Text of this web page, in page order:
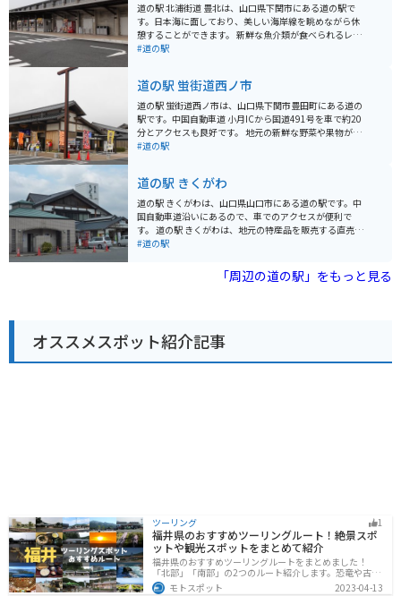
道の駅 北浦街道 豊北は、山口県下関市にある道の駅で
す。日本海に面しており、美しい海岸線を眺めながら休
憩することができます。 新鮮な魚介類が食べられるレス
トランや、地元の特産品を販売するショップなどがあり
広い駐車場が完備されているので安心です。海岸線を走
る快適なツーリングを楽しんだ後、道の駅で休憩してみ
てはいかがでしょうか。 周辺には、角島大橋や元乃隅稲
成神社などの観光スポットがあります。
#道の駅
道の駅 蛍街道西ノ市
道の駅 蛍街道西ノ市は、山口県下関市豊田町にある道の
駅です。中国自動車道 小月ICから国道491号を車で約20
分とアクセスも良好です。 地元の新鮮な野菜や果物が並
ぶ農産物直売所のほか、レストランでは、地元産の食材
地として知られる狗留孫山など、観光スポットも充実し
ています。 バイクで訪れる場合、道の駅には広い駐車場
が用意されているので安心です。中国自動車道を降りて
からの道のりは、山間部を走る快走路が続きます。特に
豊田湖周辺は景色も良く、ツーリングにおすすめのエリ
と、様々な楽しみ方ができる道の駅です。
#道の駅
道の駅 きくがわ
道の駅 きくがわは、山口県山口市にある道の駅です。中
国自動車道沿いにあるので、車でのアクセスが便利で
す。 道の駅 きくがわは、地元の特産品を販売する直売所
やレストランが併設されており、ドライブ中の休憩に最
ます。また、レストランでは、地元産の食材を使った料
理を楽しむことができます。 バイクで訪れる場合、道の
駅 きくがわ周辺には、秋吉台や秋芳洞などの観光スポッ
トも点在しているので、観光の拠点としてもおすすめで
す。
#道の駅
「周辺の道の駅」をもっと見る
オススメスポット紹介記事
ツーリング 1
福井県のおすすめツーリングルート！絶景スポ
ットや観光スポットをまとめて紹介
福井県のおすすめツーリングルートをまとめました！
「北部」「南部」の2つのルート紹介します。恐竜や古代
遺跡、温泉地など魅力に溢れるスポットが多数ありま
モトスポット
2023-04-13